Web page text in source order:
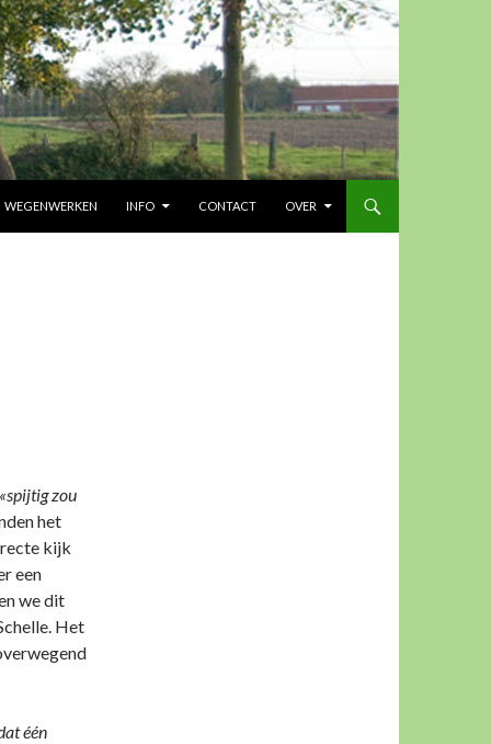
WEGENWERKEN INFO CONTACT OVER
«spijtigzou
het
kijk
een
we dit
Het
één